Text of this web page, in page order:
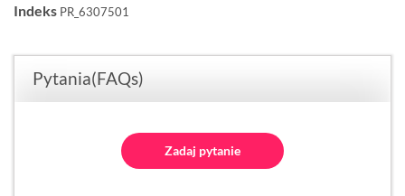
Indeks PR_6307501
Pytania(FAQs)
Zadaj pytanie